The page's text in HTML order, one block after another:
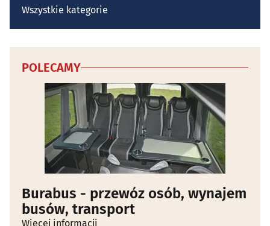
Wszystkie kategorie
POLECAMY
Burabus - przewóz osób, wynajem
busów, transport
Więcej informacji